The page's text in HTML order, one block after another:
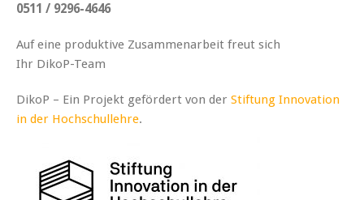
0511 / 9296-4646
Auf eine produktive Zusammenarbeit freut sich
Ihr DikoP-Team
DikoP – Ein Projekt gefördert von der Stiftung Innovation
in der Hochschullehre.